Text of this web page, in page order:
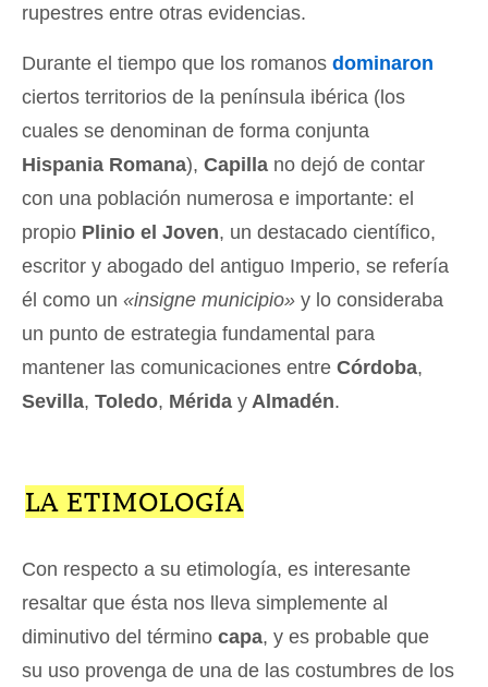
rupestres entre otras evidencias.
Durante el tiempo que los romanos dominaron
ciertos territorios de la península ibérica (los
cuales se denominan de forma conjunta
Hispania Romana), Capilla no dejó de contar
con una población numerosa e importante: el
propio Plinio el Joven, un destacado científico,
escritor y abogado del antiguo Imperio, se refería
él como un «insigne municipio» y lo consideraba
un punto de estrategia fundamental para
mantener las comunicaciones entre Córdoba,
Sevilla, Toledo, Mérida y Almadén.
LA ETIMOLOGÍA
Con respecto a su etimología, es interesante
resaltar que ésta nos lleva simplemente al
diminutivo del término capa, y es probable que
su uso provenga de una de las costumbres de los